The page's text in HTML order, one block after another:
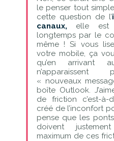
le penser tout
cette question de l’
canaux, elle est
longtemps par le
même ! Si vous
votre mobile, ça
qu’en arrivant
« nouveaux
boîte Outlook.
de friction c’est-
créé de l’inconfort
pense que les
doivent
maximum de ces